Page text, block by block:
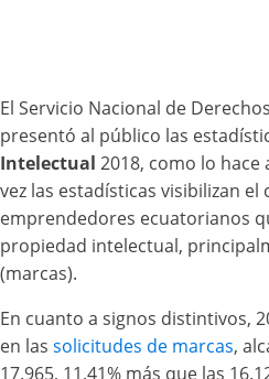
El Servicio Nacional de
presentó al público las
Intelectual 2018, como lo hace
vez las estadísticas visibilizan
emprendedores ecuatorianos
propiedad intelectual,
(marcas).
En cuanto a signos distintivos,
en las solicitudes de marcas,
17.965, 11.41% más que las